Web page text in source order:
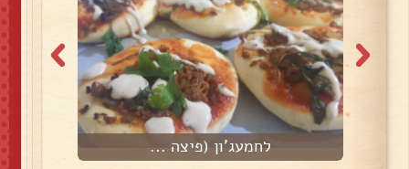
לחמעג'ון (פיצה ...